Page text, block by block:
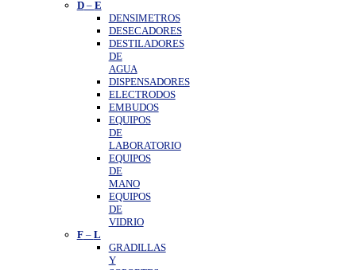
D– E
DENSIMETROS
DESECADORES
DESTILADORES
DE
AGUA
DISPENSADORES
ELECTRODOS
EMBUDOS
EQUIPOS
DE
LABORATORIO
EQUIPOS
DE
MANO
EQUIPOS
DE
VIDRIO
F– L
GRADILLAS
Y